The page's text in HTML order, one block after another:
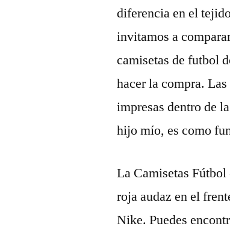
diferencia en el
invitamos a
camisetas de futbol
hacer la compra.
impresas dentro de
hijo mío, es como
La Camisetas
roja audaz en el
Nike. Puedes